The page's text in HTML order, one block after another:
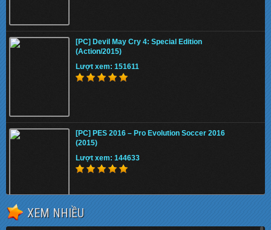
[PC] Devil May Cry 4: Special Edition
(Action/2015)
Lượt xem: 151611
[PC] PES 2016 – Pro Evolution Soccer 2016
(2015)
Lượt xem: 144633
Fifa 13 Internal
XEM NHIỀU